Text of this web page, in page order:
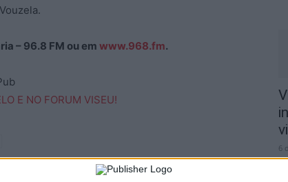
– 96.8 FM ou em www.968.fm.
6